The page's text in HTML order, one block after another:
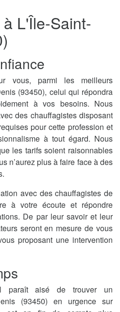
L'Île-Saint-
vous, parmi les meilleurs
(93450), celui qui répondra
à vos besoins. Nous
des chauffagistes disposant
pour cette profession et
à tout égard. Nous
les tarifs soient raisonnables
n’aurez plus à faire face à des
avec des chauffagistes de
à votre écoute et répondre
De par leur savoir et leur
seront en mesure de vous
proposant une intervention
paraît aisé de trouver un
(93450) en urgence sur